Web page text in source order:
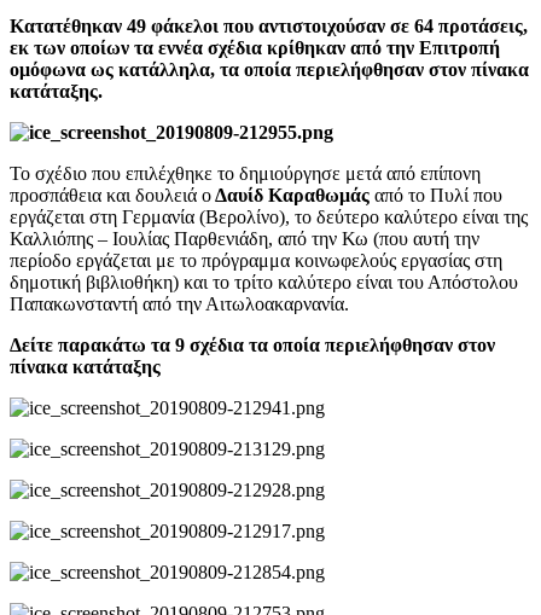
Κατατέθηκαν 49 φάκελοι που αντιστοιχούσαν σε 64 προτάσεις,
εκ των οποίων τα εννέα σχέδια κρίθηκαν από την Επιτροπή
ομόφωνα ως κατάλληλα, τα οποία περιελήφθησαν στον πίνακα
κατάταξης.
Το σχέδιο που επιλέχθηκε το δημιούργησε μετά από επίπονη
προσπάθεια και δουλειά οΔαυίδ Καραθωμάς από το Πυλί που
εργάζεται στη Γερμανία (Βερολίνο), το δεύτερο καλύτερο είναι της
Καλλιόπης – Ιουλίας Παρθενιάδη, από την Κω (που αυτή την
περίοδο εργάζεται με το πρόγραμμα κοινωφελούς εργασίας στη
δημοτική βιβλιοθήκη) και το τρίτο καλύτερο είναι του Απόστολου
Παπακωνσταντή από την Αιτωλοακαρνανία.
Δείτε παρακάτω τα 9 σχέδια τα οποία περιελήφθησαν στον
πίνακα κατάταξης